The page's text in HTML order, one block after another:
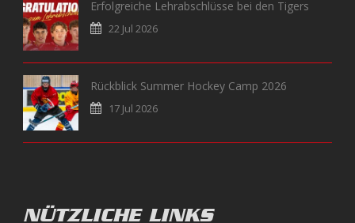
Erfolgreiche Lehrabschlüsse bei den Tigers
22 Jul 2026
Rückblick Summer Hockey Camp 2026
17 Jul 2026
NÜTZLICHE LINKS